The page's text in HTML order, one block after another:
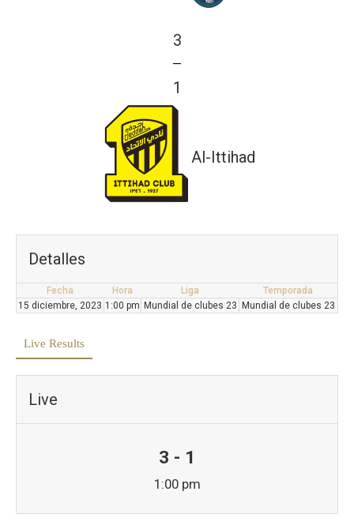
3
—
1
Al-Ittihad
Detalles
Fecha Hora Liga
Temporada
15 diciembre, 2023 1:00 pm Mundial de clubes 23 Mundial de clubes 23
Live Results
Live
3 - 1
1:00 pm